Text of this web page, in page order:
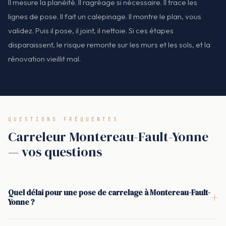
Il mesure la planéité. Il ragréage si nécessaire. Il trace les
lignes de pose. Il fait un calepinage. Il montre le plan, vous
validez. Puis il pose, il joint, il nettoie. Si ces étapes
disparaissent, le risque remonte sur les murs et les sols, et la
rénovation vieillit mal.
QUESTIONS FRÉQUENTES
Carreleur Montereau-Fault-Yonne
— vos questions
Quel délai pour une pose de carrelage à Montereau-Fault-
Yonne ?
+